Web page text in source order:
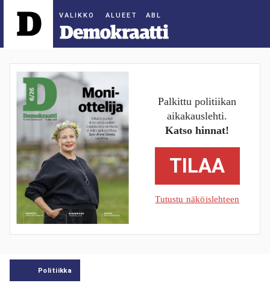
ALUEET
Palkittu politiikan
aikakauslehti.
Katso hinnat!
TILAA
Tutustu näköislehteen
Politiikka